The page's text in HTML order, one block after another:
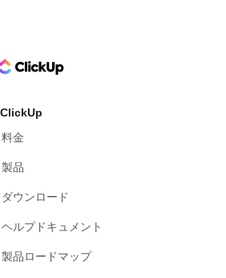
Logo
ClickUp
料金
製品
ダウンロード
ヘルプドキュメント
製品ロードマップ